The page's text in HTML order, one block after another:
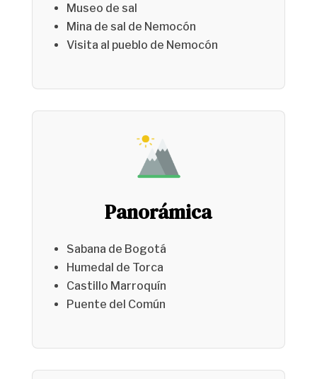
Museo de sal
Mina de sal de Nemocón
Visita al pueblo de Nemocón
Panorámica
Sabana de Bogotá
Humedal de Torca
Castillo Marroquín
Puente del Común